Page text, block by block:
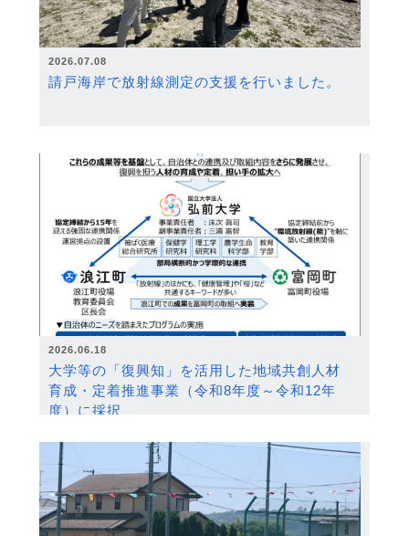
2026.07.08
請戸海岸で放射線測定の支援を行いました。
2026.06.18
大学等の「復興知」を活用した地域共創人材
育成・定着推進事業（令和8年度～令和12年
度）に採択